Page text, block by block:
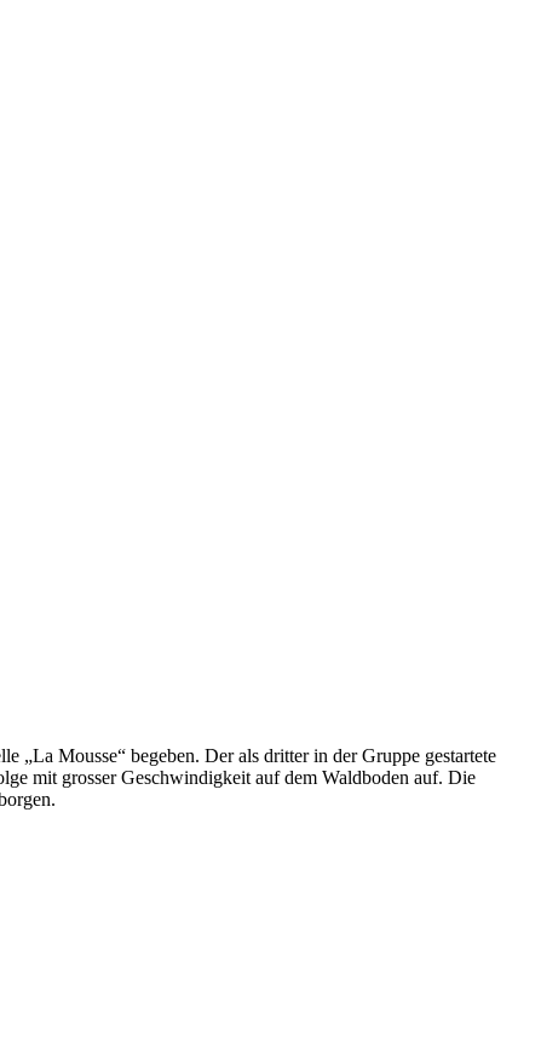
„La Mousse“ begeben. Der als dritter in der Gruppe gestartete
mit grosser Geschwindigkeit auf dem Waldboden auf. Die